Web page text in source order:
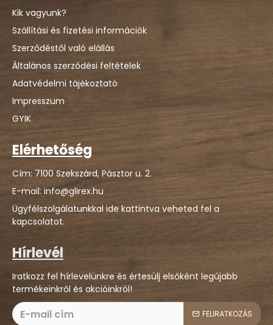
Kik vagyunk?
Szállítási és fizetési információk
Szerződéstől való elállás
Általános szerződési feltételek
Adatvédelmi tájékoztató
Impresszum
GYIK
Elérhetőség
Cím: 7100 Szekszárd, Pásztor u. 2.
E-mail: info@glirex.hu
Ügyfélszolgálatunkkal ide kattintva veheted fel a
kapcsolatot.
Hírlevél
Iratkozz fel hírlevelünkre és értesülj elsőként legújabb
termékeinkről és akcióinkról!
FELIRATKOZÁS